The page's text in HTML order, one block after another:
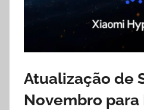
Atualização de
Novembro para